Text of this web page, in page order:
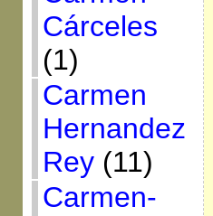
Cárceles
(1)
Carmen
Hernandez
Rey(11)
Carmen-